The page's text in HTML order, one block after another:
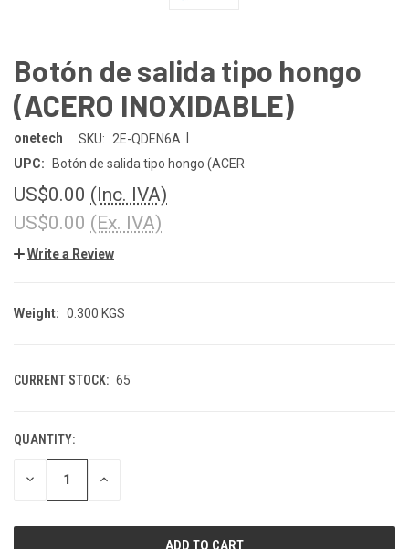
Botón de salida tipo hongo
(ACERO INOXIDABLE)
onetech SKU: 2E-QDEN6A
UPC:
Botón de salida tipo hongo (ACER
US$0.00 (Inc. IVA)
US$0.00 (Ex. IVA)
Write a Review
Weight: 0.300 KGS
CURRENT STOCK: 65
QUANTITY:
DECREASE INCREASE